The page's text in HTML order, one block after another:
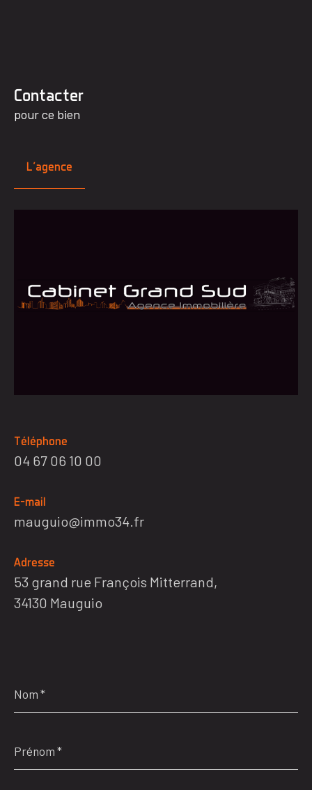
Contacter
pour ce bien
L'agence
Téléphone
04 67 06 10 00
E-mail
mauguio@immo34.fr
Adresse
53 grand rue François Mitterrand,
34130 Mauguio
*
*